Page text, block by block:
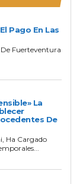
Pago En Las
Fuerteventura
La
De
Ha Cargado